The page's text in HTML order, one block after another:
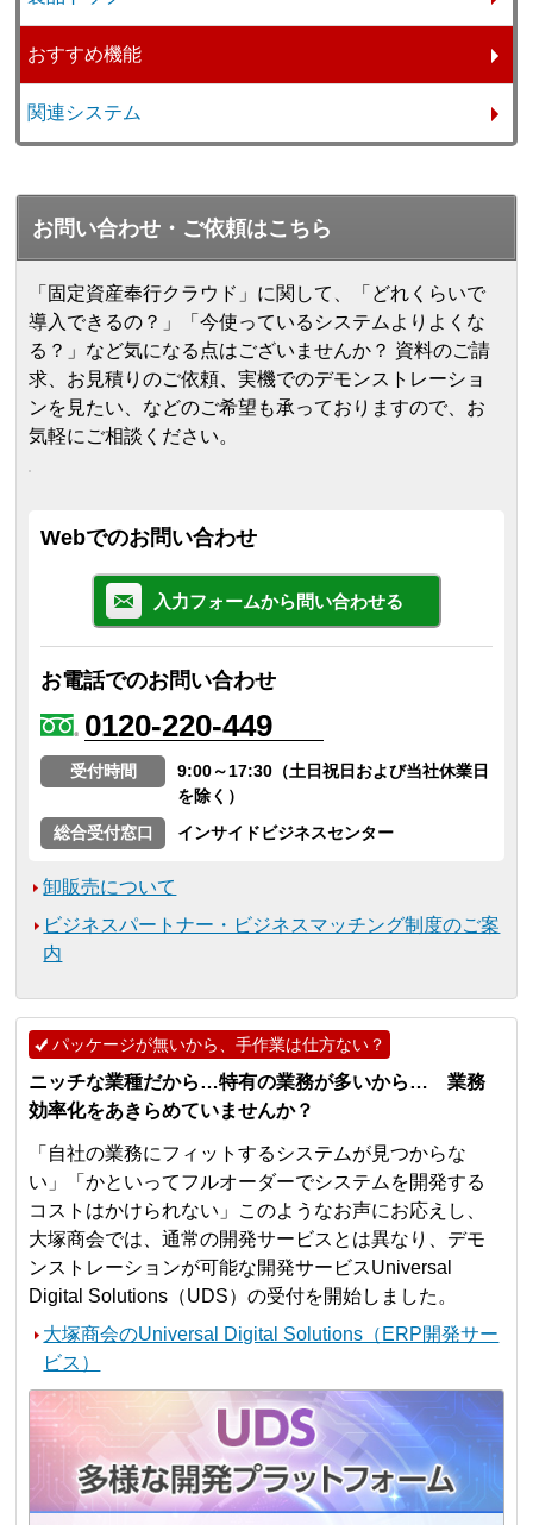
おすすめ機能
関連システム
お問い合わせ・ご依頼はこちら
「固定資産奉行クラウド」に関して、「どれくらいで
導入できるの？」「今使っているシステムよりよくな
る？」など気になる点はございませんか？ 資料のご請
求、お見積りのご依頼、実機でのデモンストレーショ
ンを見たい、などのご希望も承っておりますので、お
気軽にご相談ください。
Webでのお問い合わせ
入力フォームから問い合わせる
お電話でのお問い合わせ
0120-220-449
受付時間
9:00～17:30（土日祝日および当社休業日
を除く）
総合受付窓口
インサイドビジネスセンター
卸販売について
ビジネスパートナー・ビジネスマッチング制度のご案
内
パッケージが無いから、手作業は仕方ない？
ニッチな業種だから…特有の業務が多いから… 業務
効率化をあきらめていませんか？
「自社の業務にフィットするシステムが見つからな
い」「かといってフルオーダーでシステムを開発する
コストはかけられない」このようなお声にお応えし、
大塚商会では、通常の開発サービスとは異なり、デモ
ンストレーションが可能な開発サービスUniversal
Digital Solutions（UDS）の受付を開始しました。
大塚商会のUniversal Digital Solutions（ERP開発サー
ビス）